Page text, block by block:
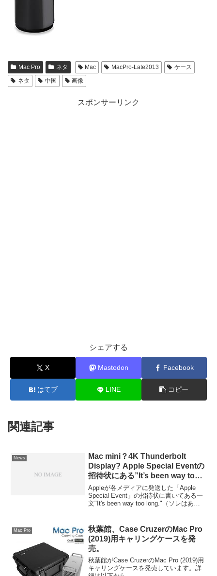
Mac Pro ネタ Mac MacPro-Late2013
ケース
ネタ
中国 画像
スポンサーリンク
シェアする
X Mastodon Facebook
はてブ LINE コピー
関連記事
News
Mac mini？4K Thunderbolt
Display? Apple Special Eventの
招待状にある”It’s been way too
long.”は何を意味しているのか？
Appleが各メディアに発送した「Apple
Special Event」の招待状に書いてある一
文"It's been way too long."（ソレはあま
やForumが盛り上がっているようです。
詳細は以下から。
Mac Pro
秋葉館、Case CruzerのMac Pro
(2019)用キャリングケースを発
売。
秋葉館がCase CruzerのMac Pro (2019)用
キャリングケースを発売しています。詳